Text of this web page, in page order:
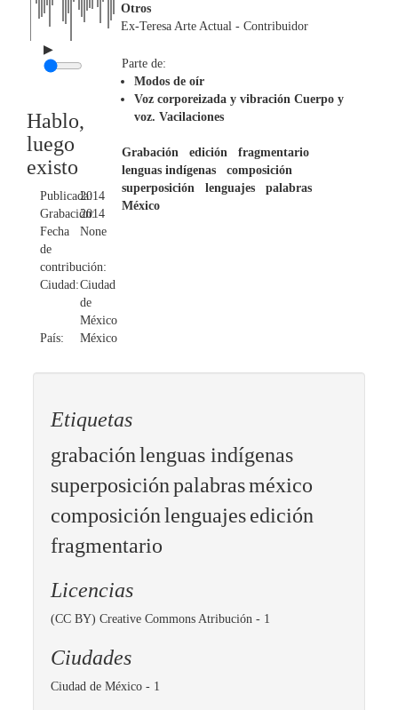
▶
Hablo,
luego
existo
Publicada:2014
Grabación:
2014
Fecha
de
contribución:
None
Ciudad:Ciudad
de
México
País:
México
Otros
Ex-Teresa Arte Actual - Contribuidor
Parte de:
Modos de oír
Voz corporeizada y vibración Cuerpo y
voz. Vacilaciones
Grabación edición
fragmentario
lenguas indígenas
composición
superposición
lenguajes
palabras
México
Etiquetas
grabación lenguas indígenas
superposición palabrasméxico
composición lenguajesedición
fragmentario
Licencias
(CC BY) Creative Commons Atribución - 1
Ciudades
Ciudad de México - 1